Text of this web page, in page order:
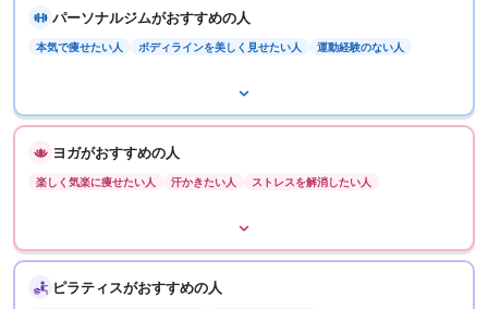
パーソナルジムがおすすめの人
本気で痩せたい人 ボディラインを美しく見せたい人 運動経験のない人
ヨガがおすすめの人
楽しく気楽に痩せたい人 汗かきたい人 ストレスを解消したい人
ピラティスがおすすめの人